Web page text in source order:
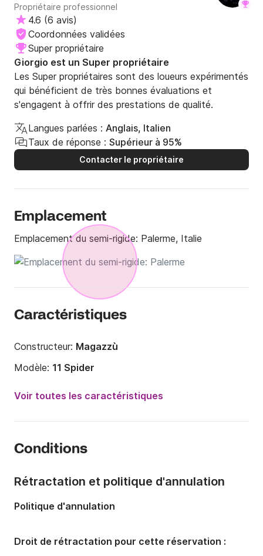
Propriétaire professionnel
4.6 (6 avis)
Coordonnées validées
Super propriétaire
Giorgio est un Super propriétaire
Les Super propriétaires sont des loueurs expérimentés
qui bénéficient de très bonnes évaluations et
s'engagent à offrir des prestations de qualité.
Langues parlées : Anglais, Italien
Taux de réponse : Supérieur à 95%
Contacter le propriétaire
Emplacement
Emplacement du semi-rigide: Palerme, Italie
Caractéristiques
Constructeur: Magazzù
Modèle: 11 Spider
Puissance moteur:
600cv
Capacité à bord:
Voir toutes les caractéristiques
Conditions
Rétractation et politique d'annulation
Politique d'annulation
Droit de rétractation pour cette réservation :